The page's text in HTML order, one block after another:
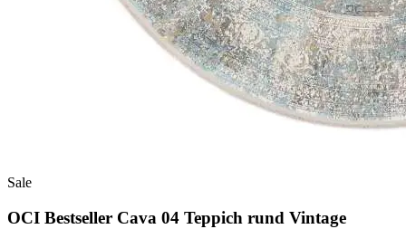
Sale
OCI Bestseller Cava 04 Teppich rund Vintage